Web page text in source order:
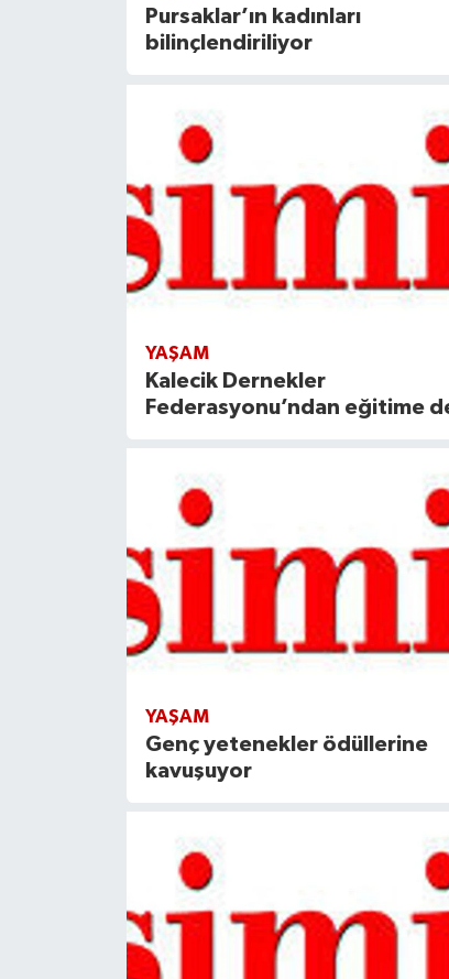
Pursaklar’ın kadınları
bilinçlendiriliyor
YAŞAM
Kalecik Dernekler
Federasyonu’ndan eğitime
YAŞAM
Genç yetenekler ödüllerine
kavuşuyor